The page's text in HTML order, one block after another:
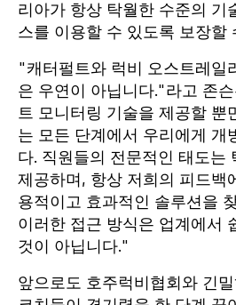
리아가 항상 탁월한 수준의 기
스를 이용할 수 있도록 보장할
"캐터펄트와 럭비 오스트레일
은 우연이 아닙니다."라고 존
트 모니터링 기술을 제공할
는 모든 단계에서 우리에게 개
다. 직원들의 전문적인 태도는
제공하며, 항상 저희의 피드백
용적이고 효과적인 솔루션을
이러한 접근 방식은 업계에서
것이 아닙니다."
앞으로도 호주럭비협회와 긴